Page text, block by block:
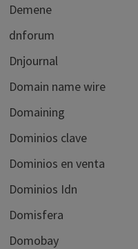
Demene
dnforum
Dnjournal
Domain name wire
Domaining
Dominios clave
Dominios en venta
Dominios Idn
Domisfera
Domobay